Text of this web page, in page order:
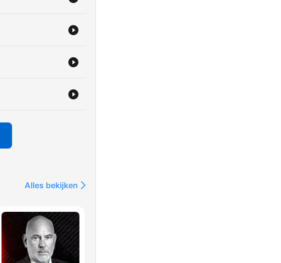
Alles bekijken